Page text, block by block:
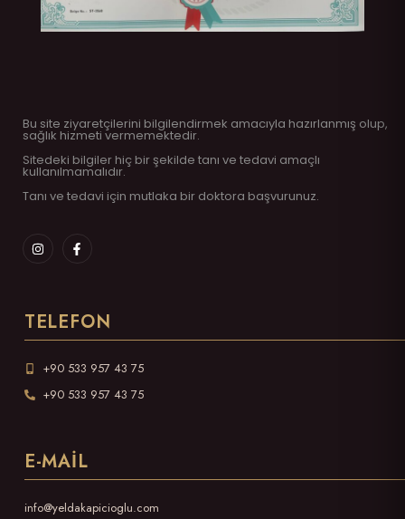
Bu site ziyaretçilerini bilgilendirmek amacıyla hazırlanmış olup,
sağlık hizmeti vermemektedir.
Sitedeki bilgiler hiç bir şekilde tanı ve tedavi amaçlı
kullanılmamalıdır.
Tanı ve tedavi için mutlaka bir doktora başvurunuz.
TELEFON
+90 533 957 43 75
+90 533 957 43 75
E-MAIL
info@yeldakapicioglu.com